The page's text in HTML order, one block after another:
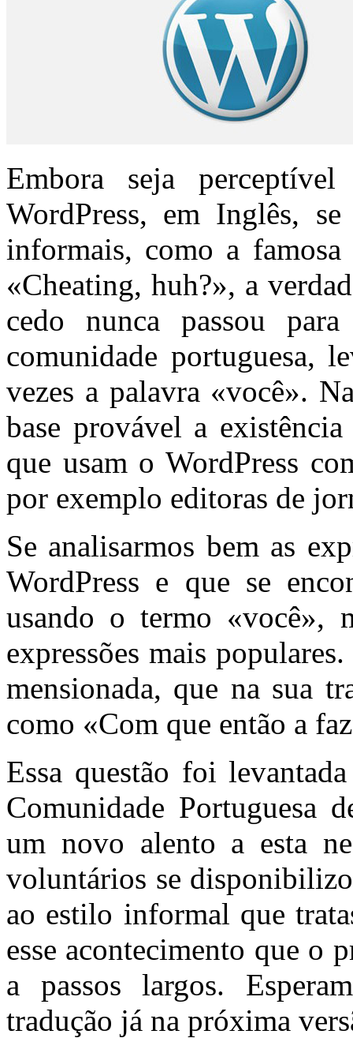
Embora seja
WordPress, em Inglês,
informais, como a
«Cheating, huh?», a
cedo nunca passou
comunidade portuguesa,
vezes a palavra «você».
base provável a
que usam o WordPress
por exemplo editoras de
Se analisarmos bem as
WordPress e que se
usando o termo «você»,
expressões mais
mensionada, que na sua
como «Com que então a
Essa questão foi
Comunidade Portuguesa
um novo alento a esta
voluntários se
ao estilo informal que
esse acontecimento que o
a passos largos.
tradução já na próxima